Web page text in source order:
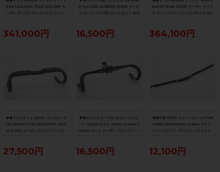
EAM SCULTURA TEAM 2025-26年 カ
ーボン ディスク ロードバイク フレー
341,000円
E PULSIUM ULTIMATE 2015年 カーボ
ン ロードバイク用フレームセット 52サ
16,500円
EACTO TEAM 2025年 カーボン ディス
ク ロードバイク フレーム Sサイズ 12x
364,100円
◆◆ジャイアント GIANT コンタクト S
LR CONTACT SLR AERO DROP 420m
m 31.8mm カーボンドロップハンドル
27,500円
◆◆エフエスエー FSA SL-K ハンドル
バー 420mm ステム 100mm 31.8mm 2
8.6mm セット カーボン ドロップハン
16,500円
◆◆日東 NITTO フォーシュレッド FOR
SHRED BAR 650mm 31.8mm フラッ
トハンドルバー（サイクルパラダイス
12,100円